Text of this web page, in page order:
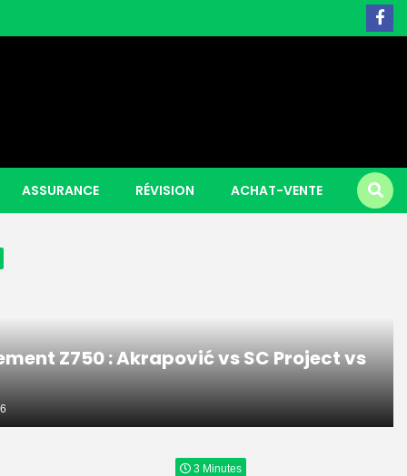
ASSURANCE RÉVISION ACHAT-VENTE
Piggy Hold and Win
Z750 : Akrapović vs SC Project vs
3 Minutes